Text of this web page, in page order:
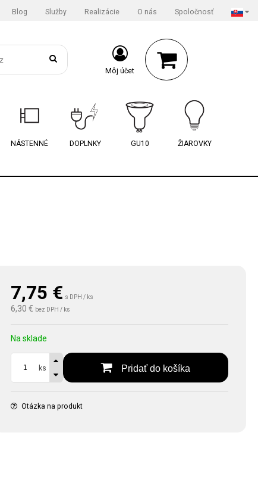
Blog Služby Realizácie O nás Spoločnosť
Môj účet
NÁSTENNÉ DOPLNKY GU10 ŽIAROVKY
7,75 € s DPH / ks
6,30 € bez DPH / ks
Na sklade
ks Pridať do košíka
Otázka na produkt